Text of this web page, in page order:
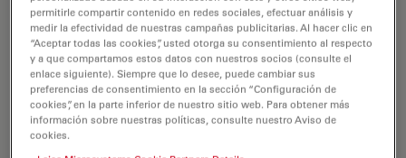
El objetivo HC PL FLUOTAR (340) 40x/1,30 OIL tiene un
aumento de 40X y una apertura numérica de 1,3mm.
Para el uso en muestras con medio de inmersión en
aceite y con una rosca de objetivo de M25 que tiene
una distancia de trabajo libre de 0,12 mm y un FN de
permitirle compartir contenido en redes sociales, efectuar análisis y
medir la efectividad de nuestras campañas publicitarias. Al hacer clic en
“Aceptar todas las cookies”, usted otorga su consentimiento al respecto
y a que compartamos estos datos con nuestros socios (consulte el
enlace siguiente). Siempre que lo desee, puede cambiar sus
preferencias de consentimiento en la sección “Configuración de
cookies”, en la parte inferior de nuestro sitio web. Para obtener más
información sobre nuestras políticas, consulte nuestro Aviso de
cookies.